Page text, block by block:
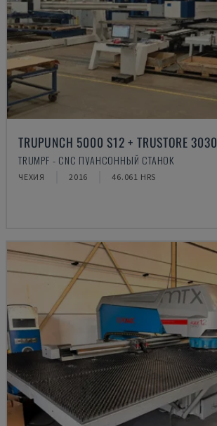
TRUPUNCH 5000 S12 + TRUSTORE 3030
TRUMPF - CNC ПУАНСОННЫЙ СТАНОК
ЧЕХИЯ 2016 46.061 HRS